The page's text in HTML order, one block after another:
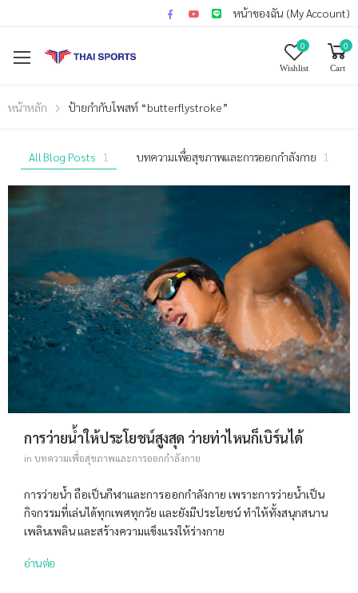
หน้าของฉัน (My Account)
0
Wishlist
0
Cart
หน้าหลัก ป้ายกำกับโพสท์ “butterflystroke”
All Blog Posts 1 บทความเพื่อสุขภาพและการออกกำลังกาย 1
การว่ายน้ำให้ประโยชน์สูงสุด ว่ายท่าไหนก็เบิร์นได้
in บทความเพื่อสุขภาพและการออกกำลังกาย
การว่ายน้ำ ถือเป็นกีฬาและการออกกำลังกาย เพราะการว่ายน้ำเป็น
กิจกรรมที่เล่นได้ทุกเพศทุกวัย และยังมีประโยชน์ ทำให้ทั้งสนุกสนาน
เพลินเพลิน และสร้างความแข็งแรงให้ร่างกาย
อ่านต่อ